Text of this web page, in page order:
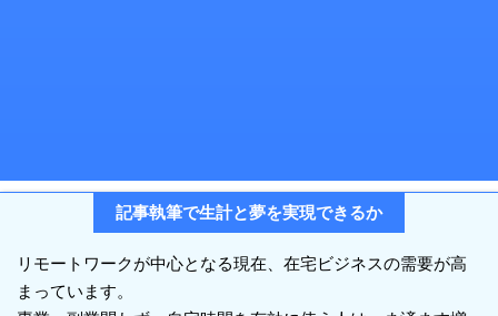
記事執筆で生計と夢を実現できるか
リモートワークが中心となる現在、在宅ビジネスの需要が高
まっています。